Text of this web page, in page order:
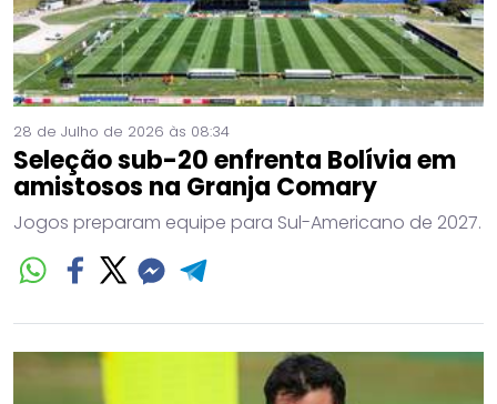
28 de Julho de 2026 às 08:34
Seleção sub-20 enfrenta Bolívia em
amistosos na Granja Comary
Jogos preparam equipe para Sul-Americano de 2027.